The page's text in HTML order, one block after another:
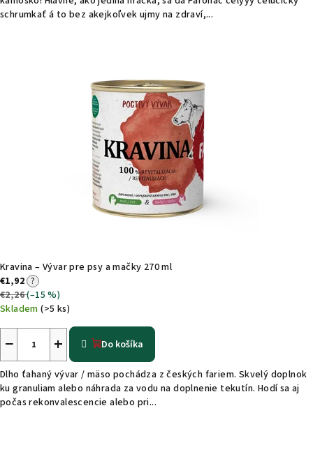
schrumkať á to bez akejkoľvek ujmy na zdraví,...
Kravina – Vývar pre psy a mačky 270 ml
€1,92 ?
€2,26(–15 %)
Skladem(>5 ks)
+
− Do košíka
Dlho ťahaný vývar / mäso pochádza z českých fariem. Skvelý doplnok
ku granuliam alebo náhrada za vodu na doplnenie tekutín. Hodí sa aj
počas rekonvalescencie alebo pri...